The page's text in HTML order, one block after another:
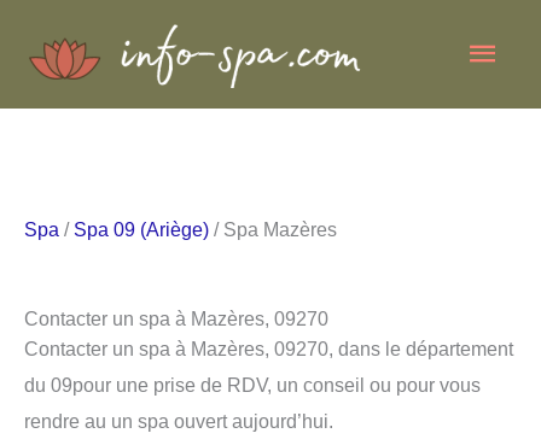
Spa / Spa 09 (Ariège) / Spa Mazères
Contacter un spa à Mazères, 09270
Contacter un spa à Mazères, 09270, dans le département
du 09pour une prise de RDV, un conseil ou pour vous
rendre au un spa ouvert aujourd’hui.